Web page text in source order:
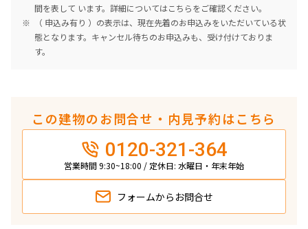
間を表して います。詳細についてはこちらをご確認ください。
（ 申込み有り ）の表示は、現在先着のお申込みをいただいている状
態となります。キャンセル待ちのお申込みも、受け付けておりま
す。
この建物のお問合せ・内見予約はこちら
0120-321-364
営業時間 9:30~18:00 / 定休日: 水曜日・年末年始
フォームから お問合せ